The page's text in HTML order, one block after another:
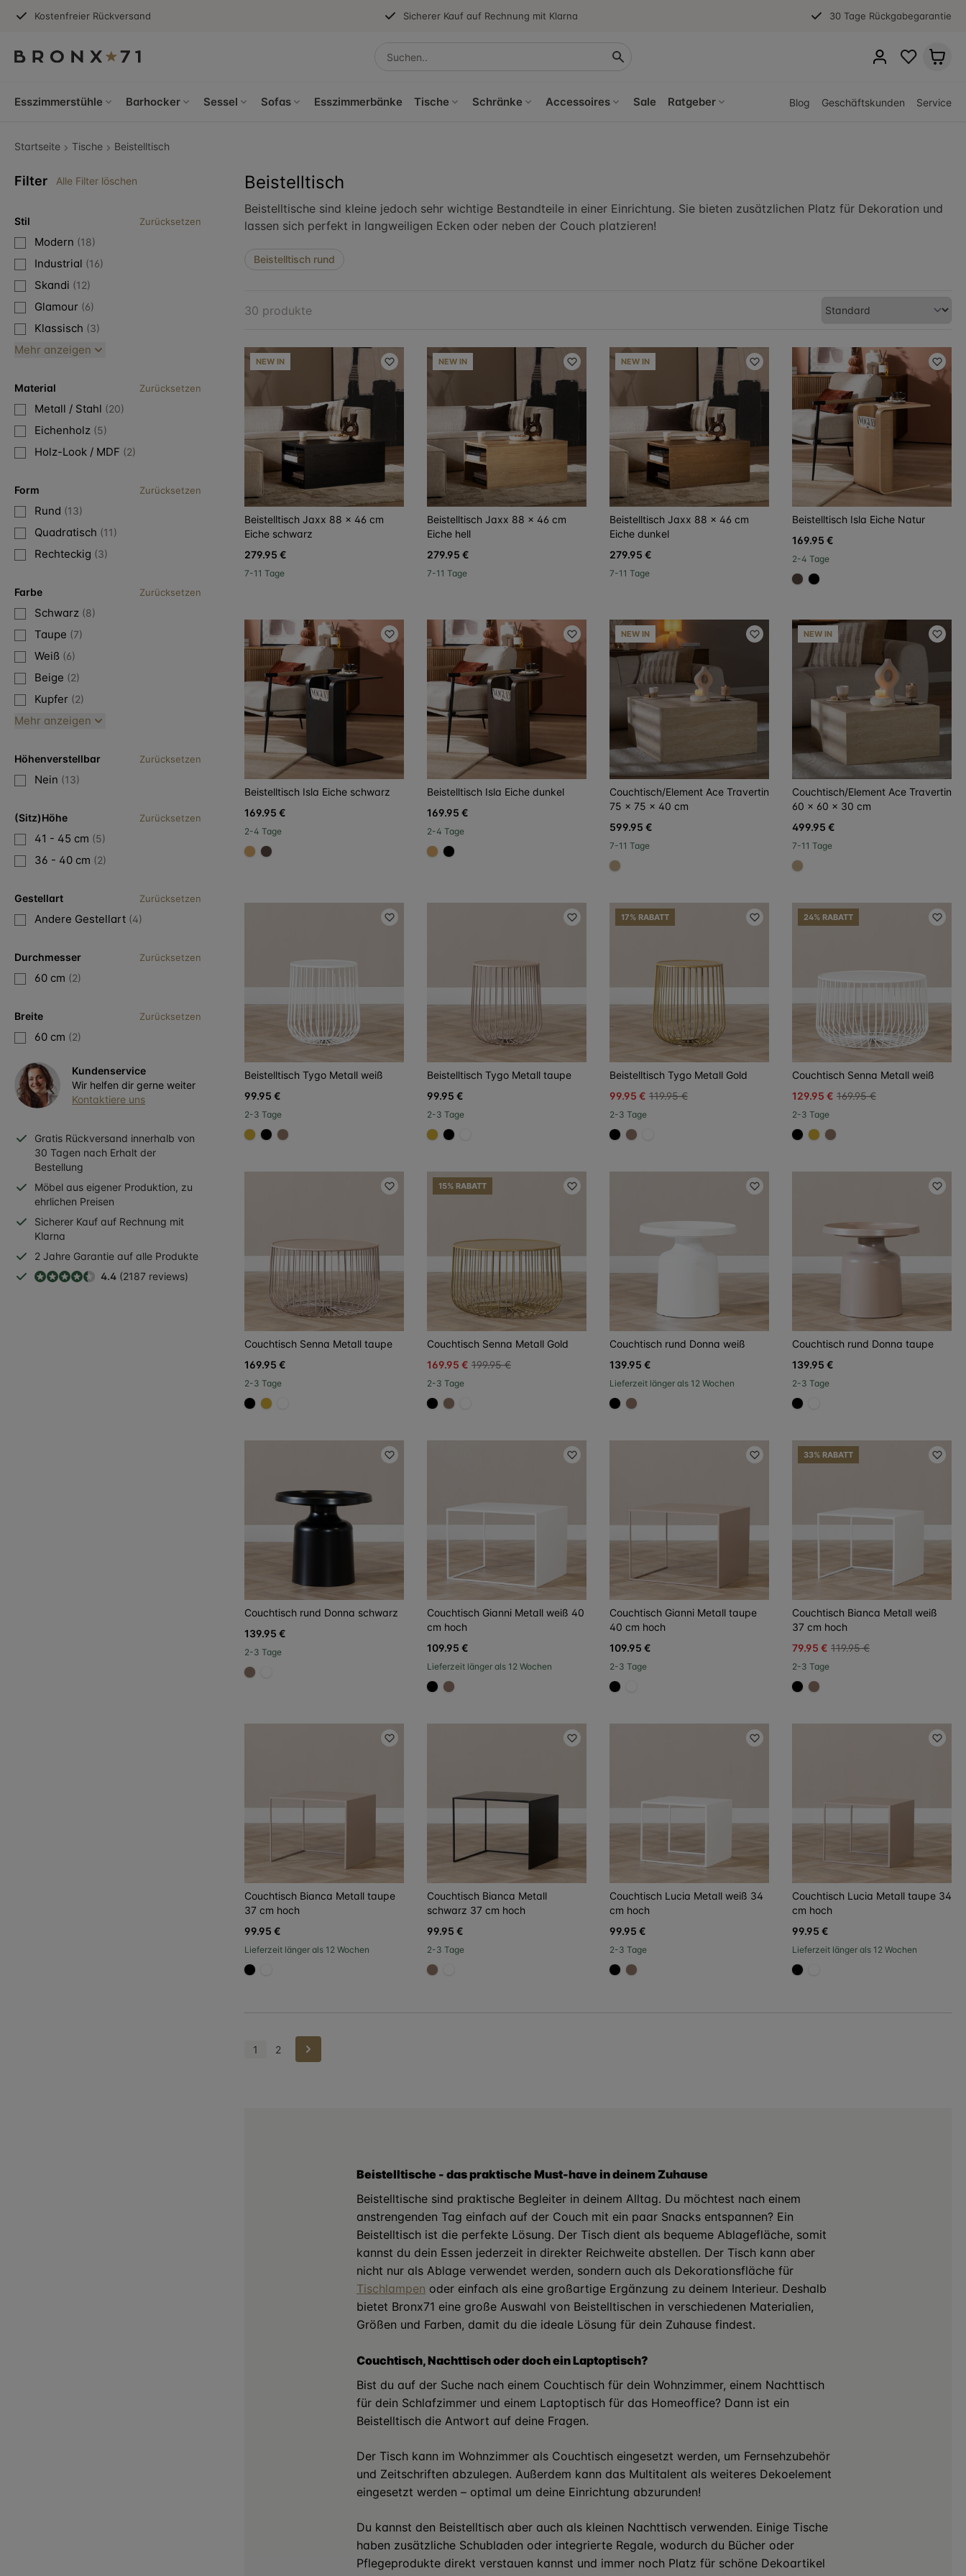
Kostenfreier Rückversand Sicherer Kauf auf Rechnung mit Klarna 30 Tage Rückgabegarantie
Esszimmerstühle Barhocker Sessel Sofas Esszimmerbänke Tische Schränke Accessoires Sale Ratgeber Blog Geschäftskunden Service
Startseite Tische Beistelltisch
Filter Alle Filter löschen
Stil Zurücksetzen
Modern (18)
Industrial (16)
Skandi (12)
Glamour (6)
Klassisch (3)
Mehr anzeigen
Material Zurücksetzen
Metall / Stahl (20)
Eichenholz (5)
Holz-Look / MDF (2)
Form Zurücksetzen
Rund (13)
Quadratisch (11)
Rechteckig (3)
Farbe Zurücksetzen
Schwarz (8)
Taupe (7)
Weiß (6)
Beige (2)
Kupfer (2)
Mehr anzeigen
Höhenverstellbar Zurücksetzen
Nein (13)
(Sitz)Höhe Zurücksetzen
41 - 45 cm (5)
36 - 40 cm (2)
Gestellart Zurücksetzen
Andere Gestellart (4)
Durchmesser Zurücksetzen
60 cm (2)
Breite Zurücksetzen
60 cm (2)
Kundenservice
Wir helfen dir gerne weiter
Kontaktiere uns
Gratis Rückversand innerhalb von
30 Tagen nach Erhalt der
Bestellung
Möbel aus eigener Produktion, zu
ehrlichen Preisen
Sicherer Kauf auf Rechnung mit
Klarna
2 Jahre Garantie auf alle Produkte
4.4 (2187 reviews)
Beistelltisch
Beistelltische sind kleine jedoch sehr wichtige Bestandteile in einer Einrichtung. Sie bieten zusätzlichen Platz für Dekoration und
lassen sich perfekt in langweiligen Ecken oder neben der Couch platzieren!
Beistelltisch rund
30 produkte
NEW IN
Beistelltisch Jaxx 88 x 46 cm
Eiche schwarz
279.95 €
7-11 Tage
NEW IN
Beistelltisch Jaxx 88 x 46 cm
Eiche hell
279.95 €
7-11 Tage
NEW IN
Beistelltisch Jaxx 88 x 46 cm
Eiche dunkel
279.95 €
7-11 Tage
Beistelltisch Isla Eiche Natur
169.95 €
2-4 Tage
#594840
#000000
Beistelltisch Isla Eiche schwarz
169.95 €
2-4 Tage
#dca96a
#594840
Beistelltisch Isla Eiche dunkel
169.95 €
2-4 Tage
#dca96a
#000000
NEW IN
Couchtisch/Element Ace Travertin
75 x 75 x 40 cm
599.95 €
7-11 Tage
#c4ad8d
NEW IN
Couchtisch/Element Ace Travertin
60 x 60 x 30 cm
499.95 €
7-11 Tage
#c4ad8d
Beistelltisch Tygo Metall weiß
99.95 €
2-3 Tage
#D4AF37
#000000
#967b6a
Beistelltisch Tygo Metall taupe
99.95 €
2-3 Tage
#D4AF37
#000000
17% RABATT
Beistelltisch Tygo Metall Gold
99.95 € 119.95 €
2-3 Tage
#000000
#967b6a
24% RABATT
Couchtisch Senna Metall weiß
129.95 € 169.95 €
2-3 Tage
#000000
#D4AF37
#967b6a
Couchtisch Senna Metall taupe
169.95 €
2-3 Tage
#000000
#D4AF37
15% RABATT
Couchtisch Senna Metall Gold
169.95 € 199.95 €
2-3 Tage
#000000
#967b6a
Couchtisch rund Donna weiß
139.95 €
Lieferzeit länger als 12 Wochen
#000000
#967b6a
Couchtisch rund Donna taupe
139.95 €
2-3 Tage
#000000
Couchtisch rund Donna schwarz
139.95 €
2-3 Tage
#967b6a
Couchtisch Gianni Metall weiß 40
cm hoch
109.95 €
Lieferzeit länger als 12 Wochen
#000000
#967b6a
Couchtisch Gianni Metall taupe
40 cm hoch
109.95 €
2-3 Tage
#000000
33% RABATT
Couchtisch Bianca Metall weiß
37 cm hoch
79.95 € 119.95 €
2-3 Tage
#000000
#967b6a
Couchtisch Bianca Metall taupe
37 cm hoch
99.95 €
Lieferzeit länger als 12 Wochen
#000000
Couchtisch Bianca Metall
schwarz 37 cm hoch
99.95 €
2-3 Tage
#967b6a
Couchtisch Lucia Metall weiß 34
cm hoch
99.95 €
2-3 Tage
#000000
#967b6a
Couchtisch Lucia Metall taupe 34
cm hoch
99.95 €
Lieferzeit länger als 12 Wochen
#000000
1 2 Weiter
Beistelltische - das praktische Must-have in deinem Zuhause
Beistelltische sind praktische Begleiter in deinem Alltag. Du möchtest nach einem
anstrengenden Tag einfach auf der Couch mit ein paar Snacks entspannen? Ein
Beistelltisch ist die perfekte Lösung. Der Tisch dient als bequeme Ablagefläche, somit
kannst du dein Essen jederzeit in direkter Reichweite abstellen. Der Tisch kann aber
nicht nur als Ablage verwendet werden, sondern auch als Dekorationsfläche für
Tischlampen oder einfach als eine großartige Ergänzung zu deinem Interieur. Deshalb
bietet Bronx71 eine große Auswahl von Beistelltischen in verschiedenen Materialien,
Größen und Farben, damit du die ideale Lösung für dein Zuhause findest.
Couchtisch, Nachttisch oder doch ein Laptoptisch?
Bist du auf der Suche nach einem Couchtisch für dein Wohnzimmer, einem Nachttisch
für dein Schlafzimmer und einem Laptoptisch für das Homeoffice? Dann ist ein
Beistelltisch die Antwort auf deine Fragen.
Der Tisch kann im Wohnzimmer als Couchtisch eingesetzt werden, um Fernsehzubehör
und Zeitschriften abzulegen. Außerdem kann das Multitalent als weiteres Dekoelement
eingesetzt werden – optimal um deine Einrichtung abzurunden!
Du kannst den Beistelltisch aber auch als kleinen Nachttisch verwenden. Einige Tische
haben zusätzliche Schubladen oder integrierte Regale, wodurch du Bücher oder
Pflegeprodukte direkt verstauen kannst und immer noch Platz für schöne Dekoartikel